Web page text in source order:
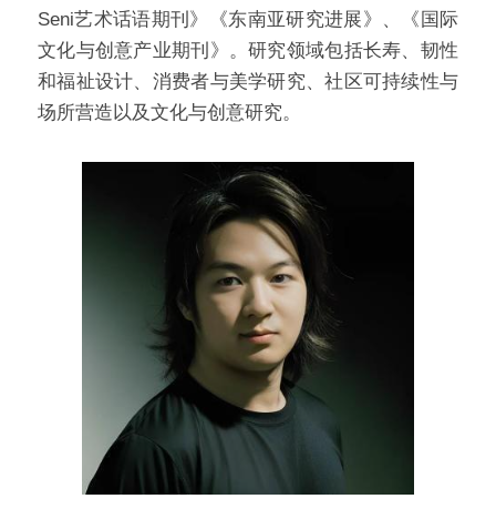
Seni艺术话语期刊》《东南亚研究进展》、《国际
文化与创意产业期刊》。研究领域包括长寿、韧性
和福祉设计、消费者与美学研究、社区可持续性与
场所营造以及文化与创意研究。